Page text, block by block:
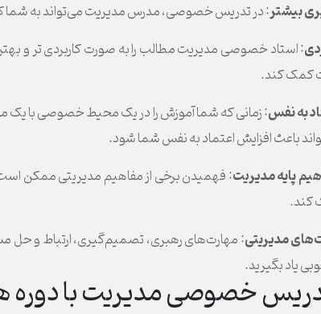
بیشتر: در تدریس خصوصی، مدرس مدیریت می‌تواند به شما
: استاد خصوصی مدیریت مطالب را به صورت کاربردی تر و
کمک کند.
به نفس: زمانی که شما آموزش را در یک محیط خصوصی با یک
باعث افزایش اعتماد به نفس شما شود.
پایه مدیریت: فهمیدن برخی از مفاهیم مدیریتی ممکن
کند.
مدیریتی: مهارت‌های رهبری، تصمیم‌گیری، ارتباط و حل
یاد بگیرید.
خصوصی مدیریت با دوره